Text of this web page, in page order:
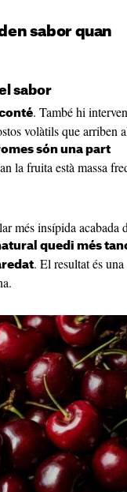
sabor quan
sabor
. També hi
volàtils que arriben
són una part
la fruita està massa
més insípida acabada
quedi més
. El resultat és una